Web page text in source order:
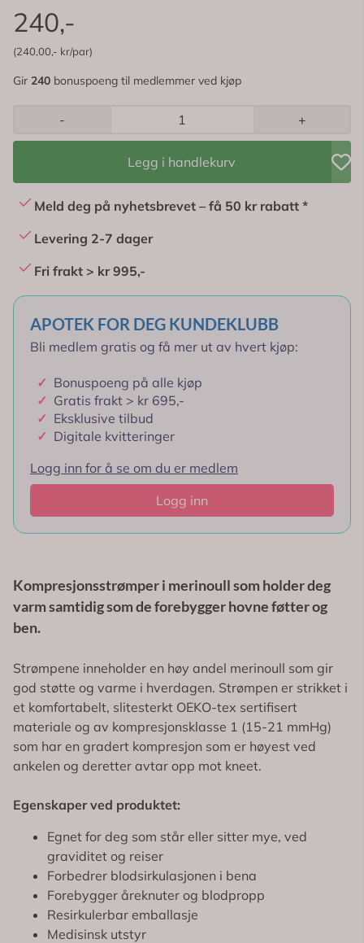
240,-
(240,00,- kr/par)
Gir 240 bonuspoeng til medlemmer ved kjøp
- +
Legg i handlekurv
Meld deg på nyhetsbrevet – få 50 kr rabatt *
Levering 2-7 dager
Fri frakt > kr 995,-
APOTEK FOR DEG KUNDEKLUBB
Bli medlem gratis og få mer ut av hvert kjøp:
✓ Bonuspoeng på alle kjøp
✓ Gratis frakt > kr 695,-
✓ Eksklusive tilbud
✓ Digitale kvitteringer
Logg inn for å se om du er medlem
Logg inn
Kompresjonsstrømper i merinoull som holder deg
varm samtidig som de forebygger hovne føtter og
ben.
Strømpene inneholder en høy andel merinoull som gir
god støtte og varme i hverdagen. Strømpen er strikket i
et komfortabelt, slitesterkt OEKO-tex sertifisert
materiale og av kompresjonsklasse 1 (15-21 mmHg)
som har en gradert kompresjon som er høyest ved
ankelen og deretter avtar opp mot kneet.
Egenskaper ved produktet:
Egnet for deg som står eller sitter mye, ved
graviditet og reiser
Forbedrer blodsirkulasjonen i bena
Forebygger åreknuter og blodpropp
Resirkulerbar emballasje
Medisinsk utstyr